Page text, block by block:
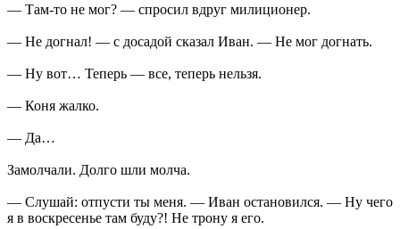
— Там-то не мог? — спросил вдруг милиционер.
— Не догнал! — с досадой сказал Иван. — Не мог догнать.
— Ну вот… Теперь — все, теперь нельзя.
— Коня жалко.
— Да…
Замолчали. Долго шли молча.
— Слушай: отпусти ты меня. — Иван остановился. — Ну чего
я в воскресенье там буду?! Не трону я его.